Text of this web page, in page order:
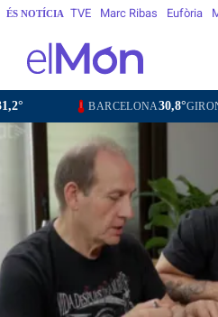
ÉS NOTÍCIA TVE Marc Ribas Eufòria
BARCELONA 30,8°GIRONA33,2°LLEIDA